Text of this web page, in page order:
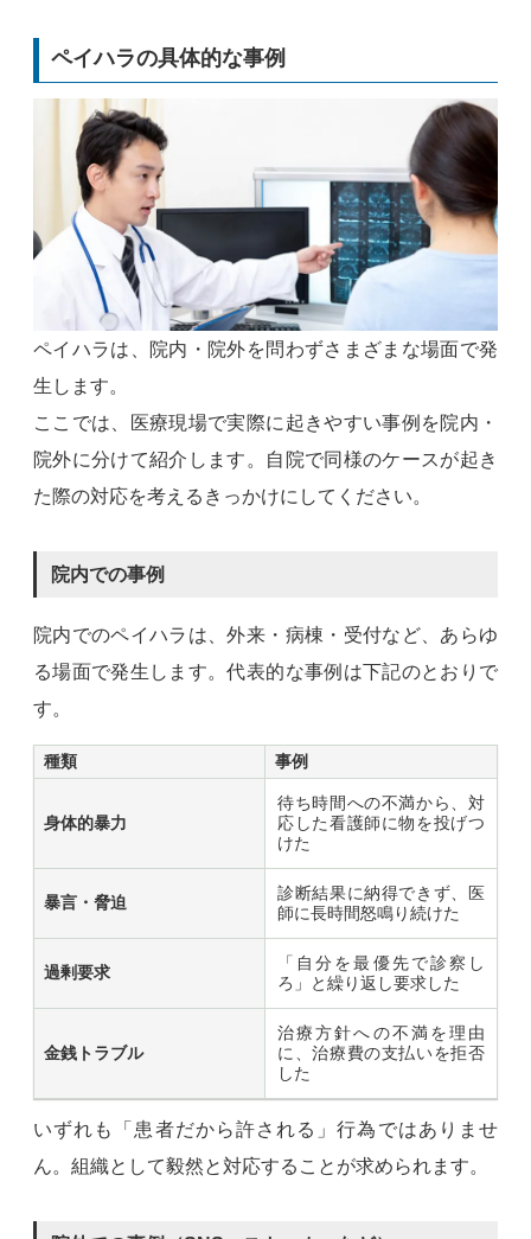
ペイハラの具体的な事例
ペイハラは、院内・院外を問わずさまざまな場面で発
生します。
ここでは、医療現場で実際に起きやすい事例を院内・
院外に分けて紹介します。自院で同様のケースが起き
た際の対応を考えるきっかけにしてください。
院内での事例
院内でのペイハラは、外来・病棟・受付など、あらゆ
る場面で発生します。代表的な事例は下記のとおりで
す。
種類 事例
身体的暴力
待ち時間への不満から、対
応した看護師に物を投げつ
けた
暴言・脅迫
診断結果に納得できず、医
師に長時間怒鳴り続けた
過剰要求
「自分を最優先で診察し
ろ」と繰り返し要求した
金銭トラブル
治療方針への不満を理由
に、治療費の支払いを拒否
した
いずれも「患者だから許される」行為ではありませ
ん。組織として毅然と対応することが求められます。